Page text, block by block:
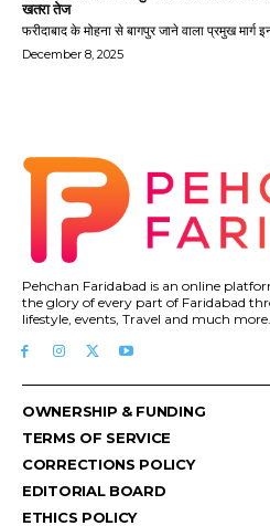
खतरा तेज
फरीदाबाद के मोहना से बागपुर जाने वाला प्रमुख मार्ग
December 8, 2025
Pehchan Faridabad is an online
the glory of every part of Faridabad
lifestyle, events, Travel and much more.
OWNERSHIP & FUNDING
TERMS OF SERVICE
CORRECTIONS POLICY
EDITORIAL BOARD
ETHICS POLICY